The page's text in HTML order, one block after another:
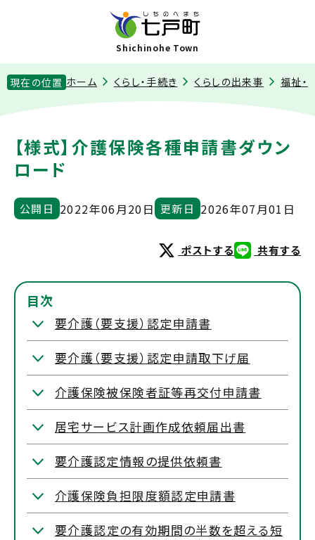
Shichinohe Town
現在の位置 ホーム くらし・手続き くらしの出来事 福祉・
【様式】介護保険各種申請書ダウン
ロード
公開日 2022年06月20日 更新日 2026年07月01日
ポストする 共有する
目次
要介護（要支援）認定申請書
要介護（要支援）認定申請取下げ届
介護保険被保険者証等再交付申請書
居宅サービス計画作成依頼届出書
要介護認定情報の提供依頼書
介護保険負担限度額認定申請書
要介護認定の有効期間の半数を超える短